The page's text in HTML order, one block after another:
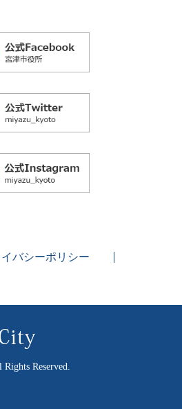
バシーポリシー
Reserved.